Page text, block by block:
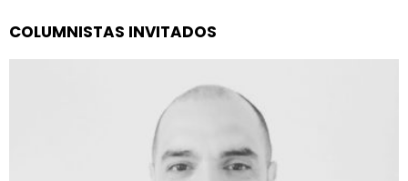
COLUMNISTAS INVITADOS